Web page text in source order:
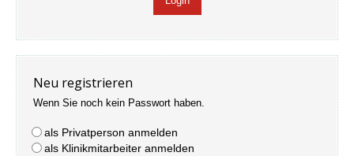
Neu registrieren
Wenn Sie noch kein Passwort haben.
als Privatperson anmelden
als Klinikmitarbeiter anmelden